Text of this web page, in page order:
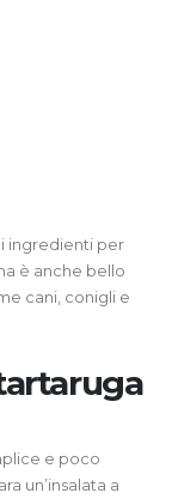
ingredienti per
è anche bello
cani, conigli e
e poco
un’insalata a